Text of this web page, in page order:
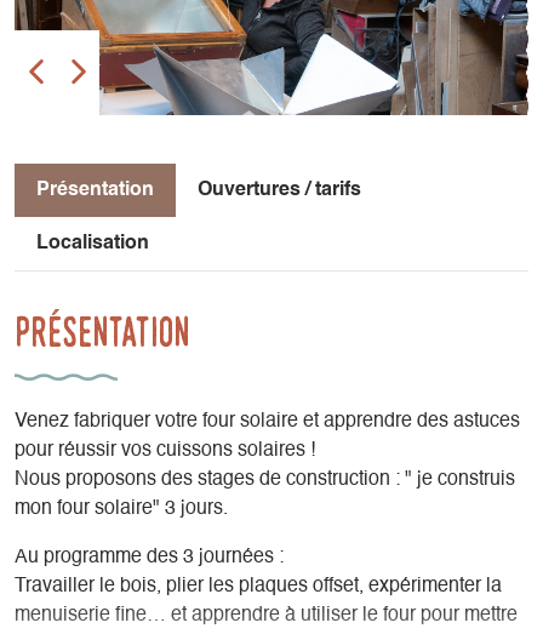
Présentation Ouvertures / tarifs
Localisation
Présentation
Venez fabriquer votre four solaire et apprendre des astuces
pour réussir vos cuissons solaires !
Nous proposons des stages de construction : " je construis
mon four solaire" 3 jours.
Au programme des 3 journées :
Travailler le bois, plier les plaques offset, expérimenter la
menuiserie fine… et apprendre à utiliser le four pour mettre